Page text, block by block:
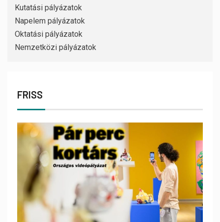
Kutatási pályázatok
Napelem pályázatok
Oktatási pályázatok
Nemzetközi pályázatok
FRISS